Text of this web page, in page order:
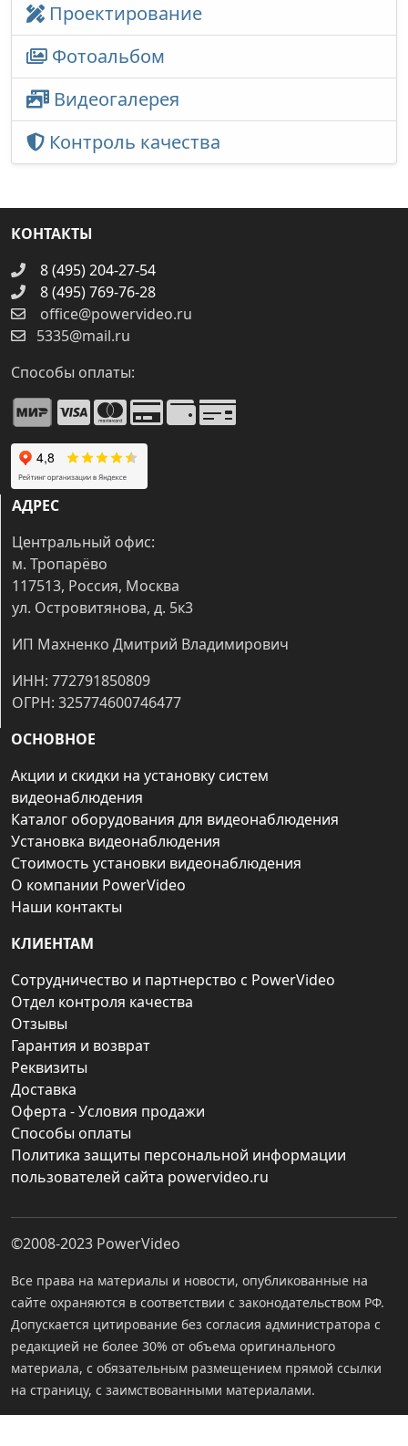
Проектирование
Фотоальбом
Видеогалерея
Контроль качества
КОНТАКТЫ
8 (495) 204-27-54
8 (495) 769-76-28
office@powervideo.ru
5335@mail.ru
Способы оплаты:
АДРЕС
Центральный офис:
м. Тропарёво
117513, Россия, Москва
ул. Островитянова, д. 5к3
ИП Махненко Дмитрий Владимирович
ИНН: 772791850809
ОГРН: 325774600746477
ОСНОВНОЕ
Акции и скидки на установку систем
видеонаблюдения
Каталог оборудования для видеонаблюдения
Установка видеонаблюдения
Стоимость установки видеонаблюдения
О компании PowerVideo
Наши контакты
КЛИЕНТАМ
Сотрудничество и партнерство с PowerVideo
Отдел контроля качества
Отзывы
Гарантия и возврат
Реквизиты
Доставка
Оферта - Условия продажи
Способы оплаты
Политика защиты персональной информации
пользователей сайта powervideo.ru
©2008-2023 PowerVideo
Все права на материалы и новости, опубликованные на
сайте охраняются в соответствии с законодательством РФ.
Допускается цитирование без согласия администратора с
редакцией не более 30% от объема оригинального
материала, с обязательным размещением прямой ссылки
на страницу, с заимствованными материалами.